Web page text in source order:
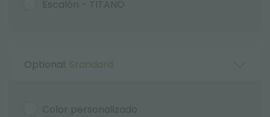
Escalón - TITANO
Optional: Standard
Color personalizado